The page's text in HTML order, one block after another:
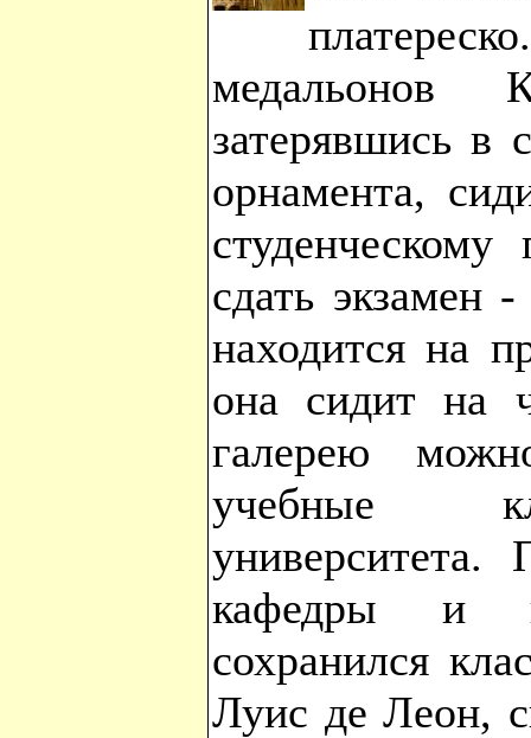
медальонов
затерявшись в
орнамента,
сдать экзамен
находится на
она сидит на
галерею
учебные
кафедры и
сохранился
Луис де Леон,